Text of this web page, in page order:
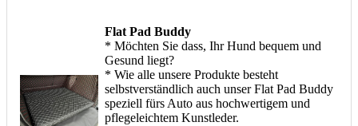
Flat Pad Buddy
* Möchten Sie dass, Ihr Hund bequem und
Gesund liegt?
* Wie alle unsere Produkte besteht
selbstverständlich auch unser Flat Pad Buddy
speziell fürs Auto aus hochwertigem und
pflegeleichtem Kunstleder.